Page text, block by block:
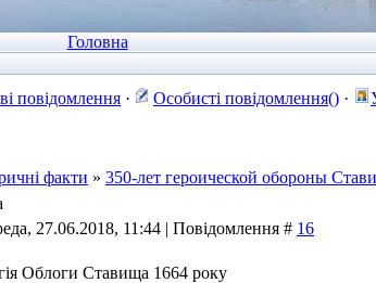
Головна
повідомлення · Особисті повідомлення() ·
факти » 350-лет героической обороны
27.06.2018, 11:44 | Повідомлення # 16
Облоги Ставища 1664 року